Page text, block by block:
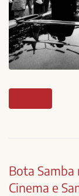
Bota Samba
Cinema e